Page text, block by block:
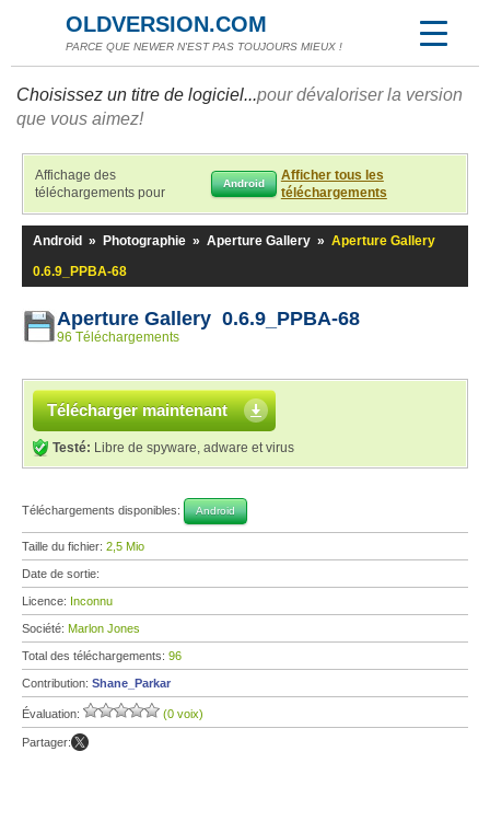
OLDVERSION.COM
PARCE QUE NEWER N'EST PAS TOUJOURS MIEUX !
Choisissez un titre de logiciel...pour dévaloriser la version
que vous aimez!
Affichage des
téléchargements pour
Android
Afficher tous les
téléchargements
Android » Photographie » Aperture Gallery » Aperture Gallery
0.6.9_PPBA-68
Aperture Gallery 0.6.9_PPBA-68
96 Téléchargements
Télécharger maintenant
Testé: Libre de spyware, adware et virus
Téléchargements disponibles: Android
Taille du fichier: 2,5 Mio
Date de sortie:
Licence: Inconnu
Société: Marlon Jones
Total des téléchargements: 96
Contribution: Shane_Parkar
Évaluation: (0 voix)
Partager: